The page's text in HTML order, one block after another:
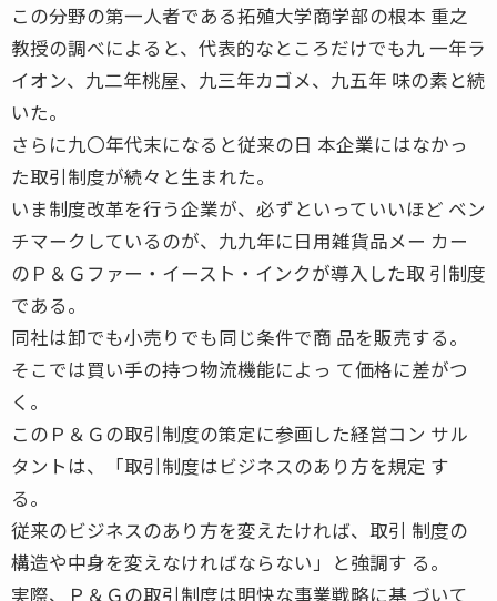
この分野の第一人者である拓殖大学商学部の根本 重之
教授の調べによると、代表的なところだけでも九 一年ラ
イオン、九二年桃屋、九三年カゴメ、九五年 味の素と続
いた。
さらに九〇年代末になると従来の日 本企業にはなかっ
た取引制度が続々と生まれた。
いま制度改革を行う企業が、必ずといっていいほど ベン
チマークしているのが、九九年に日用雑貨品メー カー
のＰ＆Ｇファー・イースト・インクが導入した取 引制度
である。
同社は卸でも小売りでも同じ条件で商 品を販売する。
そこでは買い手の持つ物流機能によっ て価格に差がつ
く。
このＰ＆Ｇの取引制度の策定に参画した経営コン サル
タントは、「取引制度はビジネスのあり方を規定 す
る。
従来のビジネスのあり方を変えたければ、取引 制度の
構造や中身を変えなければならない」と強調す る。
実際、Ｐ＆Ｇの取引制度は明快な事業戦略に基 づいて